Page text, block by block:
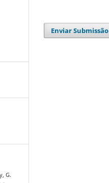
G.
Enviar Submissão